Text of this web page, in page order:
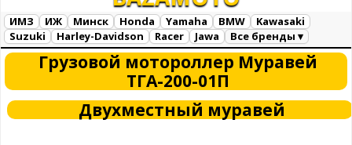
ИМЗ ИЖ Минск Honda Yamaha BMW
Kawasaki
Suzuki
Harley-Davidson Racer Jawa
Все бренды ▾
Все марки
Загрузка...
Грузовой мотороллер Муравей
ТГА-200-01П
Двухместный муравей